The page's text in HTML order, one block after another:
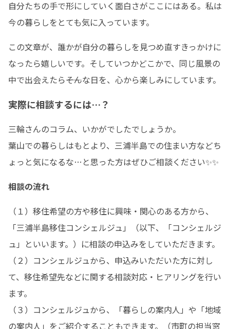
自分たちの手で形にしていく面白さがここにはある。私は
今の暮らしをとても気に入っています。
この文章が、誰かが自分の暮らしを見つめ直すきっかけに
なったら嬉しいです。そしていつかどこかで、同じ風景の
中で出会えたら――そんな日を、心から楽しみにしています。
実際に相談するには…？
三輪さんのコラム、いかがでしたでしょうか。
葉山での暮らしはもとより、三浦半島での住まい方などち
ょっと気になるな…と思った方はぜひご相談ください✨✨
相談の流れ
（１）移住希望の方や移住に興味・関心のある方から、
「三浦半島移住コンシェルジュ」（以下、「コンシェルジ
ュ」といいます。）に相談の申込みをしていただきます。
（２）コンシェルジュから、申込みいただいた方に対し
て、移住希望先などに関する相談対応・ヒアリングを行い
ます。
（３）コンシェルジュから、「暮らしの案内人」や「地域
の案内人」をご紹介することもできます。（市町の担当窓